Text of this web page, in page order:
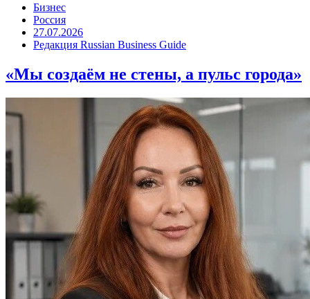
Бизнес
Россия
27.07.2026
Редакция Russian Business Guide
«Мы создаём не стены, а пульс города»